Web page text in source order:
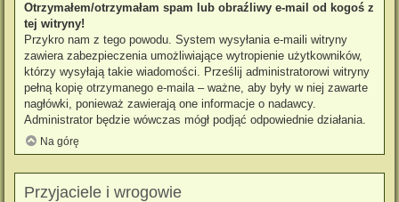
Otrzymałem/otrzymałam spam lub obraźliwy e-mail od kogoś z
tej witryny!
Przykro nam z tego powodu. System wysyłania e-maili witryny
zawiera zabezpieczenia umożliwiające wytropienie użytkowników,
którzy wysyłają takie wiadomości. Prześlij administratorowi witryny
pełną kopię otrzymanego e-maila – ważne, aby były w niej zawarte
nagłówki, ponieważ zawierają one informacje o nadawcy.
Administrator będzie wówczas mógł podjąć odpowiednie działania.
Na górę
Przyjaciele i wrogowie